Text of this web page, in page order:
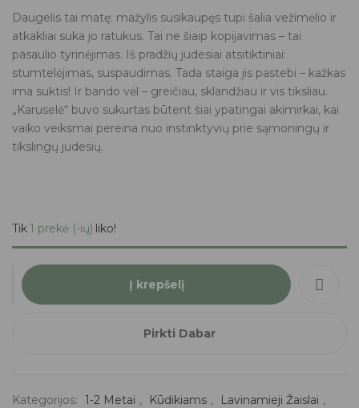
Daugelis tai matę: mažylis susikaupęs tupi šalia vežimėlio ir
atkakliai suka jo ratukus. Tai ne šiaip kopijavimas – tai
pasaulio tyrinėjimas. Iš pradžių judesiai atsitiktiniai:
stumtelėjimas, suspaudimas. Tada staiga jis pastebi – kažkas
ima suktis! Ir bando vėl – greičiau, sklandžiau ir vis tiksliau.
„Karuselė“ buvo sukurtas būtent šiai ypatingai akimirkai, kai
vaiko veiksmai pereina nuo instinktyvių prie sąmoningų ir
tikslingų judesių.
Tik1 prekė (-ių) liko!
Į krepšelį
Pirkti Dabar
Kategorijos: 1-2 Metai , Kūdikiams , Lavinamieji Žaislai ,